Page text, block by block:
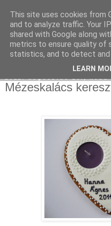
Moha Konyha
Mézeskalács
This site uses cookies from
and to analyze traffic. Your
shared with Google along
metrics to ensure quality of
statistics, and to detect and
LEARN